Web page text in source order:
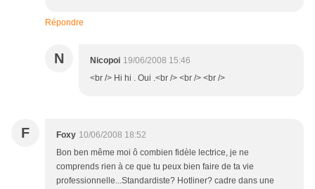
Répondre
N Nicopoi 19/06/2008 15:46
<br /> Hi hi . Oui .<br /> <br /> <br />
F Foxy 10/06/2008 18:52
Bon ben même moi ô combien fidèle lectrice, je ne
comprends rien à ce que tu peux bien faire de ta vie
professionnelle...Standardiste? Hotliner? cadre dans une